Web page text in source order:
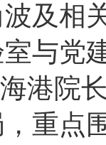
及相
与党
港院
重点